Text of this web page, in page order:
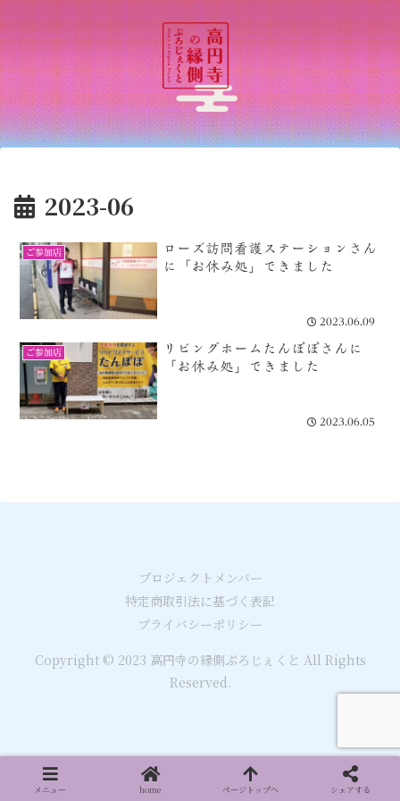
2023-06
ご参加店
ローズ訪問看護ステーションさん
に「お休み処」できました
2023.06.09
ご参加店
リビングホームたんぽぽさんに
「お休み処」できました
2023.06.05
プロジェクトメンバー
特定商取引法に基づく表記
プライバシーポリシー
Copyright © 2023 高円寺の縁側ぷろじぇくと All Rights
Reserved.
メニュー home ページトップへ シェアする